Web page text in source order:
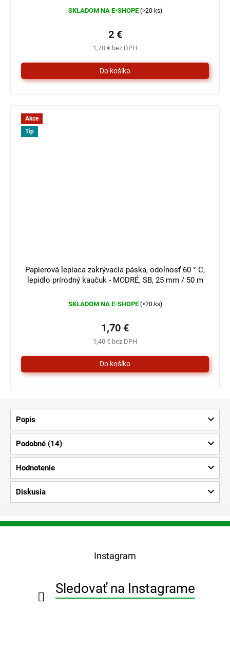
SKLADOM NA E-SHOPE (>20 ks)
1,70 € bez DPH
2 €
Akce
Tip
Papierová lepiaca zakrývacia páska, odolnosť 60 ° C,
lepidlo prírodný kaučuk - MODRÉ, SB, 25 mm / 50 m
SKLADOM NA E-SHOPE (>20 ks)
1,40 € bez DPH
1,70 €
Popis
Podobné (14)
Hodnotenie
Diskusia
Z
Instagram
Sledovať na Instagrame